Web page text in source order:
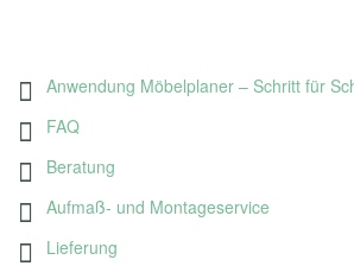
Anwendung Möbelplaner – Schritt für
FAQ
Beratung
Aufmaß- und Montageservice
Lieferung